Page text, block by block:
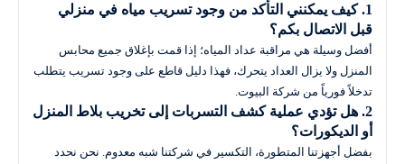
1. كيف يمكنني التأكد من وجود تسريب مياه في منزلي
قبل الاتصال بكم؟
أفضل وسيلة هي مراقبة عداد المياه؛ إذا قمت بإغلاق جميع محابس
المنزل ولا يزال العداد يتحرك، فهذا دليل قاطع على وجود تسريب يتطلب
تدخلاً فورياً من شركة البيوت.
2. هل تؤدي عملية كشف التسربات إلى تخريب بلاط المنزل
أو الديكورات؟
بفضل أجهزتنا المتطورة، التكسير في شركتنا شبه معدوم. نحن نحدد